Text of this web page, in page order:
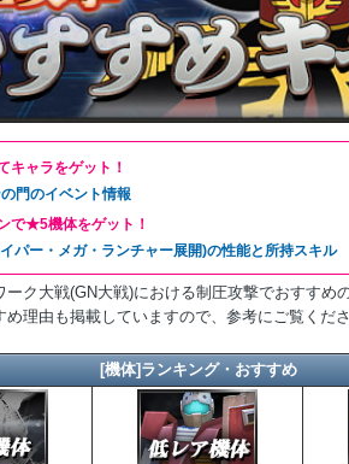
キャラをゲット！
門のイベント情報
で★5機体をゲット！
パー・メガ・ランチャー展開)の性能と所持スキル
ーク大戦(GN大戦)における制圧攻撃でおすすめ
理由も掲載していますので、参考にご覧くださ
[機体]ランキング・おすすめ